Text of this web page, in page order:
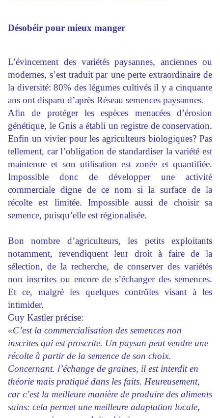
Désobéir pour mieux manger
L’évincement des variétés paysannes, anciennes ou
modernes, s’est traduit par une perte extraordinaire de
la diversité: 80% des légumes cultivés il y a cinquante
ans ont disparu d’après Réseau semences paysannes.
Afin de protéger les espèces menacées d’érosion
génétique, le Gnis a établi un registre de conservation.
Enfin un vivier pour les agriculteurs biologiques? Pas
tellement, car l’obligation de standardiser la variété est
maintenue et son utilisation est zonée et quantifiée.
Impossible donc de développer une activité
commerciale digne de ce nom si la surface de la
récolte est limitée. Impossible aussi de choisir sa
semence, puisqu’elle est régionalisée.
Bon nombre d’agriculteurs, les petits exploitants
notamment, revendiquent leur droit à faire de la
sélection, de la recherche, de conserver des variétés
non inscrites ou encore de s’échanger des semences.
Et ce, malgré les quelques contrôles visant à les
intimider.
Guy Kastler précise:
«C’est la commercialisation des semences non
inscrites qui est proscrite. Un paysan peut vendre une
récolte à partir de la semence de son choix.
Concernant. l’échange de graines, il est interdit en
théorie mais pratiqué dans les faits. Heureusement,
car c’est la meilleure manière de produire des aliments
sains: cela permet une meilleure adaptation locale,